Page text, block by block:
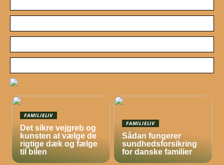
FAMILIELIV
Det sikre vejgreb og
kunsten at vælge de
rigtige dæk og fælge
til bilen
FAMILIELIV
Sådan fungerer
sundhedsforsikring
for danske familier